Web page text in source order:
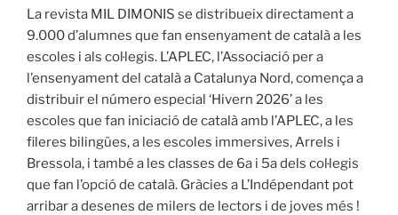
La revista MIL DIMONIS se distribueix directament a
9.000 d’alumnes que fan ensenyament de català a les
escoles i als col·legis. L’APLEC, l’Associació per a
l’ensenyament del català a Catalunya Nord, comença a
distribuir el número especial ‘Hivern 2026’ a les
escoles que fan iniciació de català amb l’APLEC, a les
fileres bilingües, a les escoles immersives, Arrels i
Bressola, i també a les classes de 6a i 5a dels col·legis
que fan l’opció de català. Gràcies a L’Indépendant pot
arribar a desenes de milers de lectors i de joves més !